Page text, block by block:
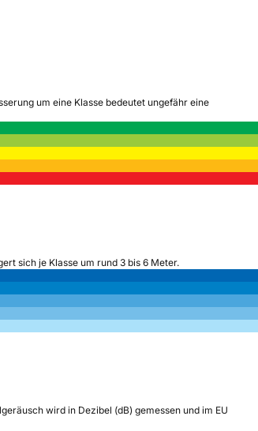
um eine Klasse bedeutet ungefähr eine
sich je Klasse um rund 3 bis 6 Meter.
wird in Dezibel (dB) gemessen und im EU